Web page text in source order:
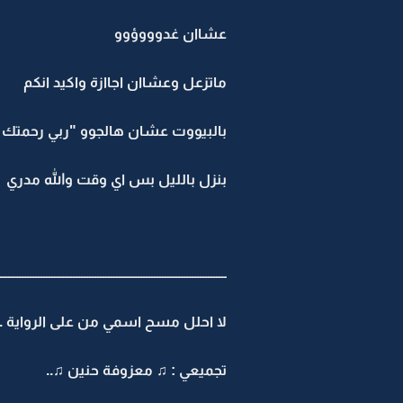
عشاان غدوووؤوو
ماتزعل وعشاان اجاازة واكيد انكم
بالبيووت عشان هالجوو "ربي
بنزل بالليل بس اي وقت والله مدري
لا احلل مسح اسمي من على الرواية
تجميعي : ♫ معزوفة حنين ♫..